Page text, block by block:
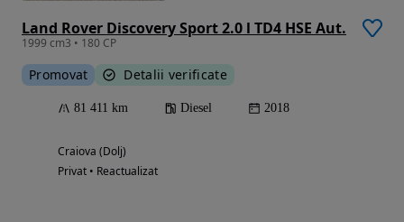
Land Rover Discovery Sport 2.0 l TD4 HSE Aut.
1999 cm3 • 180 CP
Promovat Detalii verificate
81 411 km Diesel 2018
Craiova (Dolj)
Privat • Reactualizat